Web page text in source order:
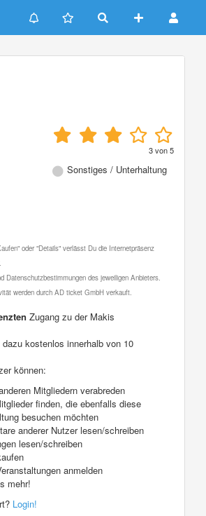
3von5
Sonstiges / Unterhaltung
oder "Details" verlässt Du die Internetpräsenz
Datenschutzbestimmungen des jeweiligen Anbieters.
werden durch AD ticket GmbH verkauft.
Zugang zu der Makis
dazu kostenlos innerhalb von 10
können:
Mitgliedern verabreden
finden, die ebenfalls diese
besuchen möchten
anderer Nutzer lesen/schreiben
lesen/schreiben
anmelden
mehr!
Login!